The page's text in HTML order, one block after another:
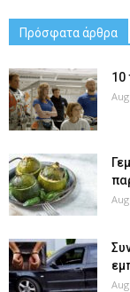
Πρόσφατα άρθρα
10